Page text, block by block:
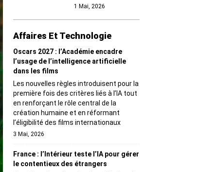
1 Mai, 2026
Affaires Et Technologie
Oscars 2027 : l’Académie encadre
l’usage de l’intelligence artificielle
dans les films
Les nouvelles règles introduisent pour la
première fois des critères liés à l’IA tout
en renforçant le rôle central de la
création humaine et en réformant
l’éligibilité des films internationaux
3 Mai, 2026
France : l’Intérieur teste l’IA pour gérer
le contentieux des étrangers